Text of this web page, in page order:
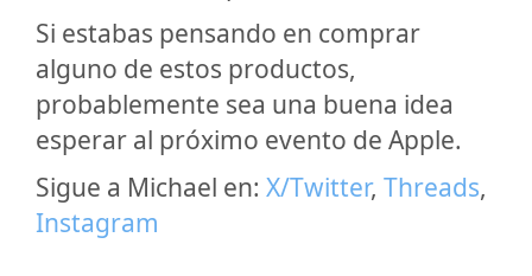
Si estabas pensando en comprar
alguno de estos productos,
probablemente sea una buena idea
esperar al próximo evento de Apple.
Sigue a Michael en: X/Twitter, Threads,
Instagram